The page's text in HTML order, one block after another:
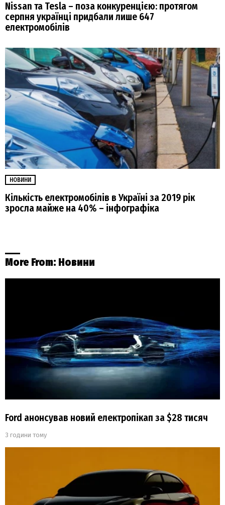
Nissan та Tesla – поза конкуренцією: протягом
серпня українці придбали лише 647
електромобілів
НОВИНИ
Кількість електромобілів в Україні за 2019 рік
зросла майже на 40% – інфографіка
More From: Новини
Ford анонсував новий електропікап за $28 тисяч
3 години тому